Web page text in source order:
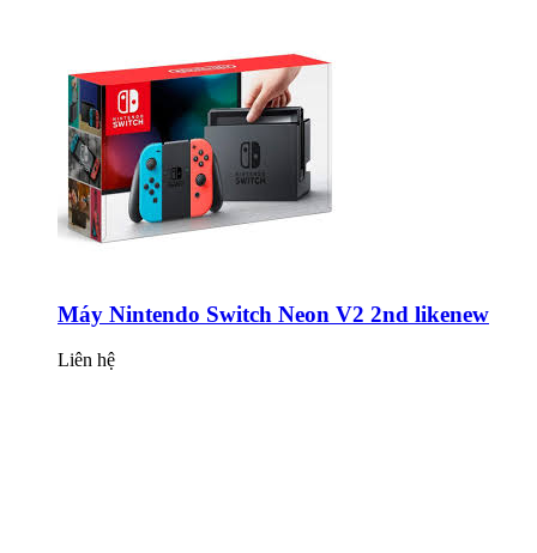
Máy Nintendo Switch Neon V2 2nd likenew
Liên hệ